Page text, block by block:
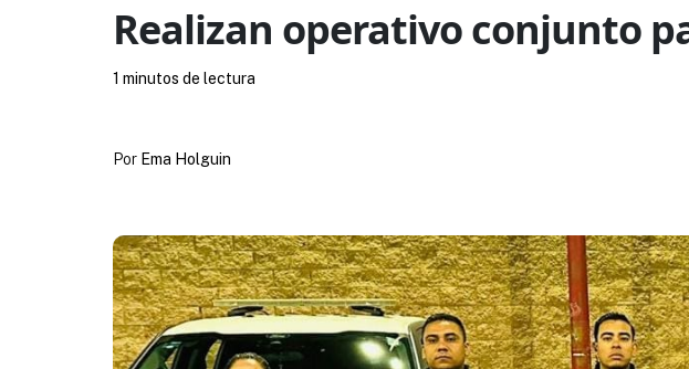
Realizan operativo conjunto
Por Ema Holguin
1 minutos de lectura